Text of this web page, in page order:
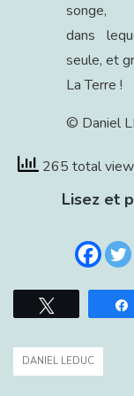
songe,
dans
seule, et
La Terre !
© Daniel
265 total
Lisez et
DANIEL LEDUC